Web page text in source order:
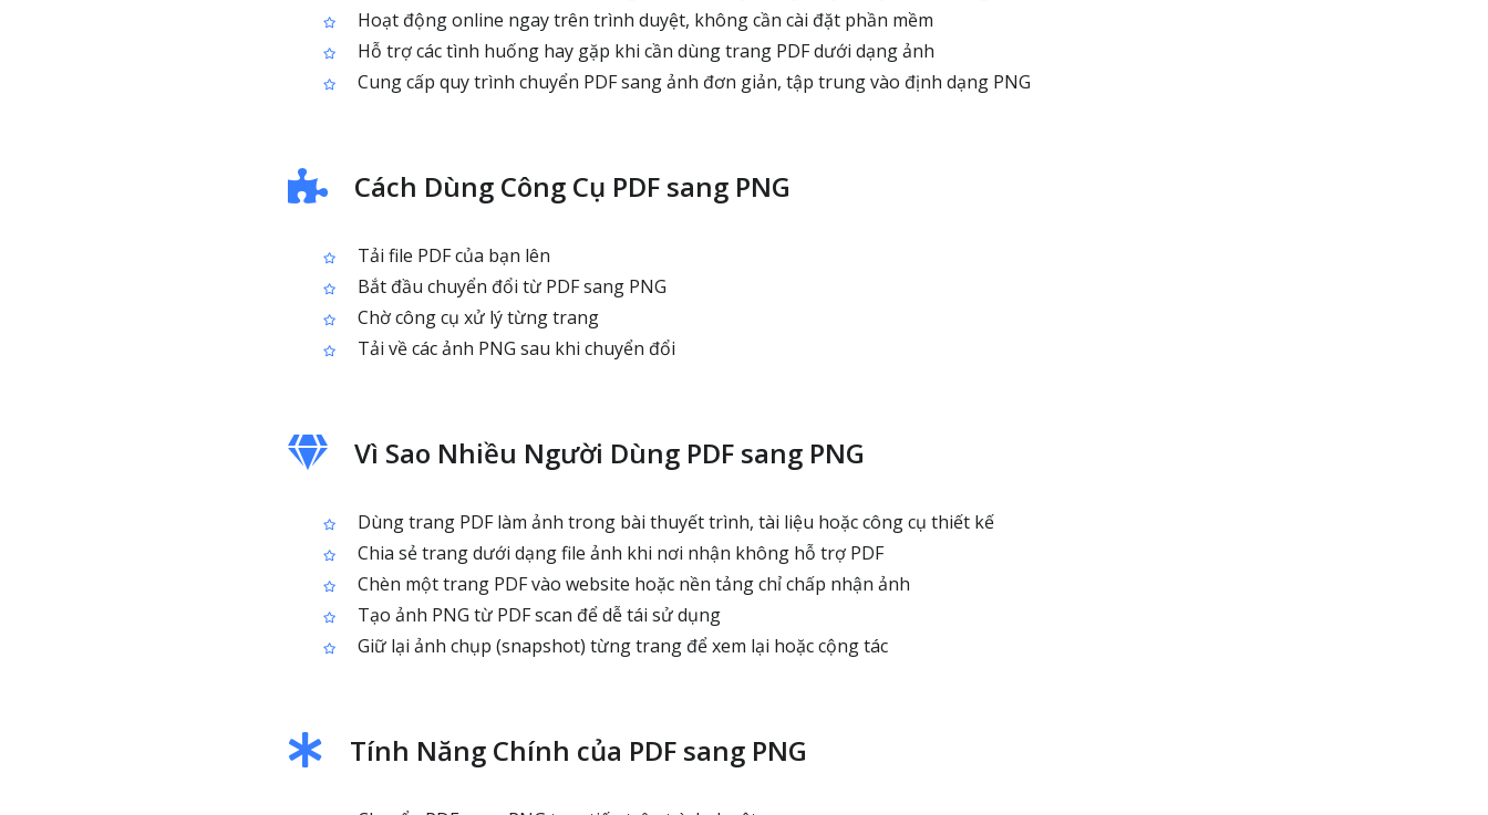
Hoạt động online ngay trên trình duyệt, không cần cài đặt phần mềm
Hỗ trợ các tình huống hay gặp khi cần dùng trang PDF dưới dạng ảnh
Cung cấp quy trình chuyển PDF sang ảnh đơn giản, tập trung vào định dạng PNG
Cách Dùng Công Cụ PDF sang PNG
Tải file PDF của bạn lên
Bắt đầu chuyển đổi từ PDF sang PNG
Chờ công cụ xử lý từng trang
Tải về các ảnh PNG sau khi chuyển đổi
Vì Sao Nhiều Người Dùng PDF sang PNG
Dùng trang PDF làm ảnh trong bài thuyết trình, tài liệu hoặc công cụ thiết kế
Chia sẻ trang dưới dạng file ảnh khi nơi nhận không hỗ trợ PDF
Chèn một trang PDF vào website hoặc nền tảng chỉ chấp nhận ảnh
Tạo ảnh PNG từ PDF scan để dễ tái sử dụng
Giữ lại ảnh chụp (snapshot) từng trang để xem lại hoặc cộng tác
Tính Năng Chính của PDF sang PNG